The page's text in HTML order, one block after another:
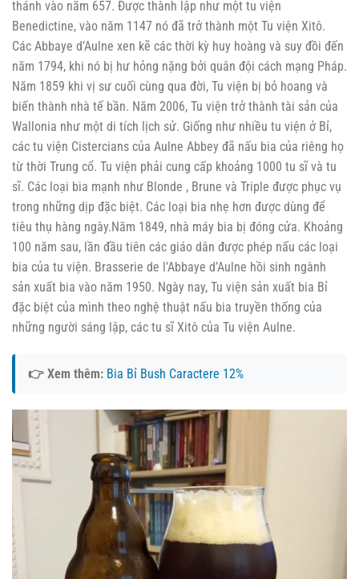
thánh vào năm 657. Được thành lập như một tu viện
Benedictine, vào năm 1147 nó đã trở thành một Tu viện Xitô.
Các Abbaye d’Aulne xen kẽ các thời kỳ huy hoàng và suy đồi đến
năm 1794, khi nó bị hư hỏng nặng bởi quân đội cách mạng Pháp.
Năm 1859 khi vị sư cuối cùng qua đời, Tu viện bị bỏ hoang và
biến thành nhà tế bần. Năm 2006, Tu viện trở thành tài sản của
Wallonia như một di tích lịch sử. Giống như nhiều tu viện ở Bỉ,
các tu viện Cistercians của Aulne Abbey đã nấu bia của riêng họ
từ thời Trung cổ. Tu viện phải cung cấp khoảng 1000 tu sĩ và tu
sĩ. Các loại bia mạnh như Blonde , Brune và Triple được phục vụ
trong những dịp đặc biệt. Các loại bia nhẹ hơn được dùng để
tiêu thụ hàng ngày.Năm 1849, nhà máy bia bị đóng cửa. Khoảng
100 năm sau, lần đầu tiên các giáo dân được phép nấu các loại
bia của tu viện. Brasserie de l’Abbaye d’Aulne hồi sinh ngành
sản xuất bia vào năm 1950. Ngày nay, Tu viện sản xuất bia Bỉ
đặc biệt của mình theo nghệ thuật nấu bia truyền thống của
những người sáng lập, các tu sĩ Xitô của Tu viện Aulne.
👉 Xem thêm: Bia Bỉ Bush Caractere 12%